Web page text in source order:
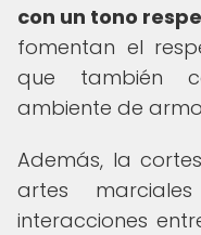
con un tono
fomentan el
que también
ambiente de
Además, la
artes
interacciones